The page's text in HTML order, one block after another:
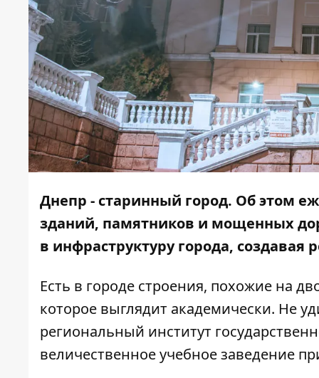
Днепр - старинный город. Об этом
зданий, памятников и мощенных
в инфраструктуру города,
Есть в городе строения, похожие на
которое выглядит академически. Не
региональный институт
величественное учебное заведение